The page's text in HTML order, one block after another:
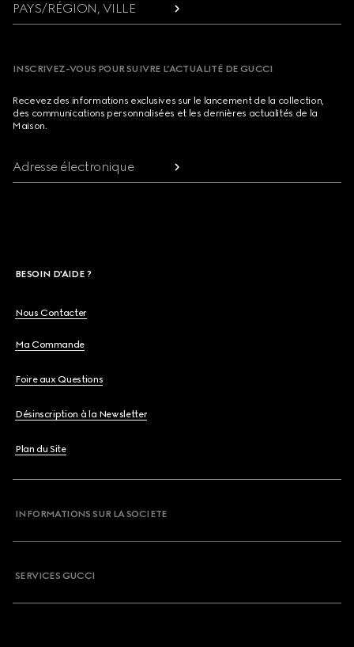
PAYS/RÉGION, VILLE
INSCRIVEZ-VOUS POUR SUIVRE L’ACTUALITÉ DE GUCCI
Recevez des informations exclusives sur le lancement de la collection,
des communications personnalisées et les dernières actualités de la
Maison.
Adresse électronique
BESOIN D'AIDE ?
Nous Contacter
Ma Commande
Foire aux Questions
Désinscription à la Newsletter
Plan du Site
INFORMATIONS SUR LA SOCIETE
SERVICES GUCCI